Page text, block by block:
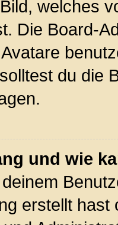
welches
Die Board-
du die
und wie
erstellt